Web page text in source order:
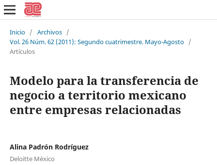
Inicio / Archivos /
Vol. 26 Núm. 62 (2011): Segundo cuatrimestre. Mayo-Agosto /
Artículos
Modelo para la transferencia de
negocio a territorio mexicano
entre empresas relacionadas
Alina Padrón Rodríguez
Deloitte México